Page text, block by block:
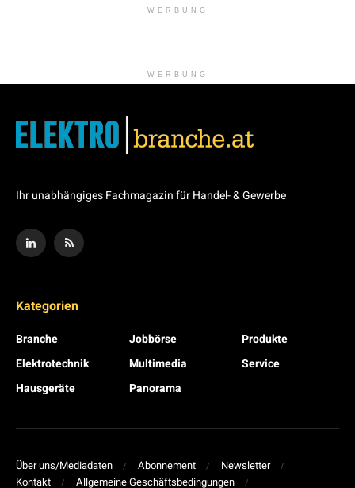
WERBUNG
WERBUNG
Ihr unabhängiges Fachmagazin für Handel- & Gewerbe
Kategorien
Branche
Elektrotechnik
Hausgeräte
Jobbörse
Multimedia
Panorama
Produkte
Service
Über uns/Mediadaten Abonnement
Newsletter
Kontakt
Allgemeine Geschäftsbedingungen